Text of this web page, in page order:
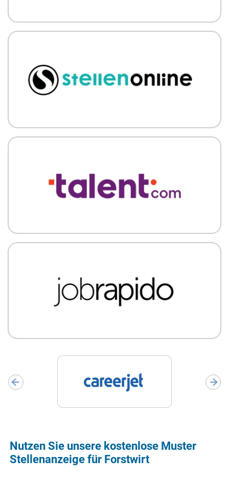
Nutzen Sie unsere kostenlose Muster
Stellenanzeige für Forstwirt